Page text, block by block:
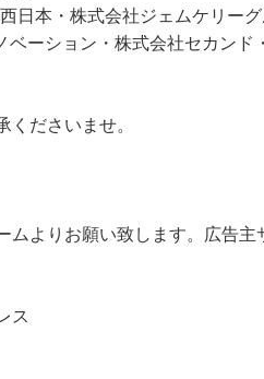
日本・株式会社ジェムケリー
ーション・株式会社セカンド
ださいませ。
よりお願い致します。広告主
ス